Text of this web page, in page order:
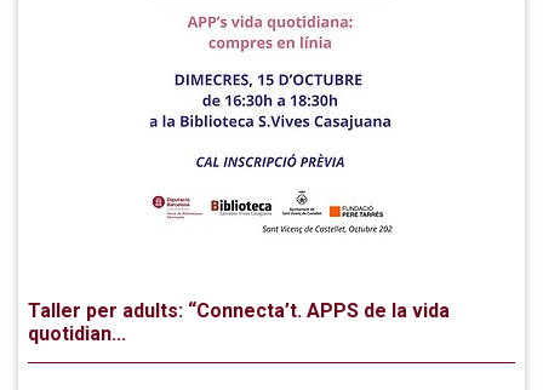
Taller per adults: “Connecta’t. APPS de la vida
quotidian...